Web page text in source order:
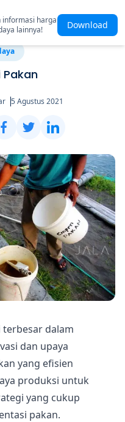
informasi harga
lainnya!
Download
Pakan
5 Agustus 2021
terbesar dalam
dan upaya
yang efisien
produksi untuk
yang cukup
pakan.